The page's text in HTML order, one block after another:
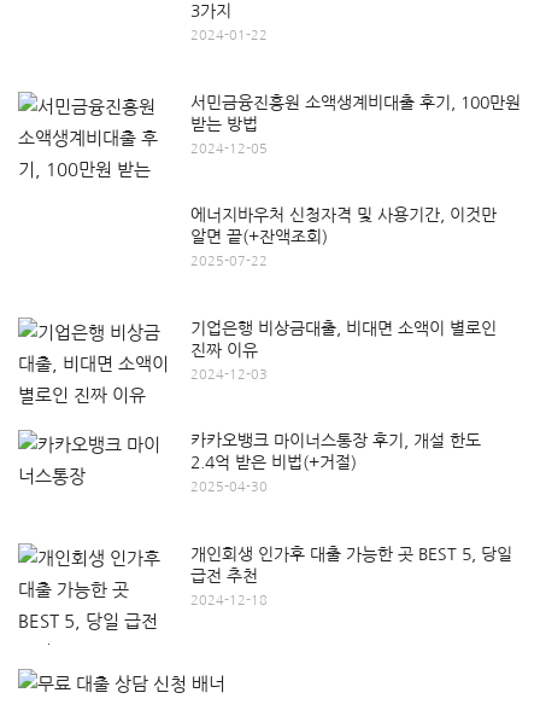
3가지
2024-01-22
서민금융진흥원 소액생계비대출 후기, 100만원
받는 방법
2024-12-05
에너지바우처 신청자격 및 사용기간, 이것만
알면 끝(+잔액조회)
2025-07-22
기업은행 비상금대출, 비대면 소액이 별로인
진짜 이유
2024-12-03
카카오뱅크 마이너스통장 후기, 개설 한도
2.4억 받은 비법(+거절)
2025-04-30
개인회생 인가후 대출 가능한 곳 BEST 5, 당일
급전 추천
2024-12-18